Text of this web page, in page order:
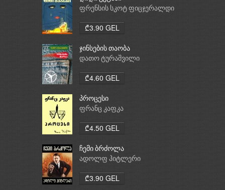
ფრენსის სკოტ ფიცჯერალდი
₾3.90 GEL
ჯინსების თაობა
დათო ტურაშვილი
₾4.60 GEL
პროცესი
ფრანც კაფკა
₾4.50 GEL
ჩემი ბრძოლა
ადოლფ ჰიტლერი
₾3.90 GEL